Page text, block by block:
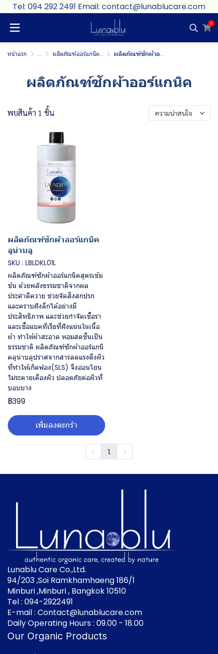
Tel: 094 292 2491 Email: contact@lunablucare.com
0
หน้าแรก ... ผลิตภัณฑ์ออร์แกนิคทำความสะอาดบ้าน ผลิตภัณฑ์ซักผ้าออร์แกนิค
ผลิตภัณฑ์ซักผ้าออร์แกนิค
พบสินค้า 1 ชิ้น ความน่าสนใจ
ผลิตภัณฑ์ซักผ้าออร์แกนิค
ลูน่าบลู
SKU : LBLDKL01L
ผลิตภัณฑ์ซักผ้าออร์แกนิคสูตรเข้ม
ข้น ด้วยพลังธรรมชาติจากผล
ประคำดีควาย ช่วยจัดสิ่งสกปรก
และคราบฝังลึกได้อย่างมี
ประสิทธิภาพ และช่วยกำจัดเชื้อรา
และเชื้อแบคทีเรียที่ฝังแน่นในเนื้อ
ผ้า ทำให้ผ้าสะอาด หอมสดชื่นเป็น
ธรรมชาติ ผลิตภัณฑ์ซักผ้าออร์แกนิ
คลูน่าบลูปราศจากสารลดแรงตึงผิว
ที่ทำให้เกิดฟอง(SLS) จึงอ่อนโยน
ไม่ระคายเคืองผิว ปลอดภัยต่อผิวที่
บอบบาง
฿399
เพิ่มลงตะกร้า
1
Lunablu Care Co.,Ltd.
94/203 ,Soi Ramkhamhaeng 186/1
Minburi ,Minburi , Bangkok 10510
Tel : 094-2922491
E-mail : Contact@lunablucare.com
Daily Operating Hours : 09.00 - 18.00
Our Organic Products